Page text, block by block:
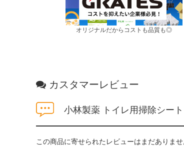
オリジナルだからコストも品質も◎
カスタマーレビュー
小林製薬 トイレ用掃除シー
この商品に寄せられたレビューはまだありませ